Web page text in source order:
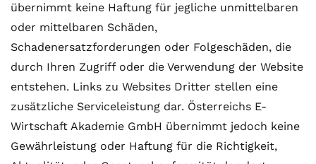
übernimmt keine Haftung für jegliche unmittelbaren
oder mittelbaren Schäden,
Schadenersatzforderungen oder Folgeschäden, die
durch Ihren Zugriff oder die Verwendung der Website
entstehen. Links zu Websites Dritter stellen eine
zusätzliche Serviceleistung dar. Österreichs E-
Wirtschaft Akademie GmbH übernimmt jedoch keine
Gewährleistung oder Haftung für die Richtigkeit,